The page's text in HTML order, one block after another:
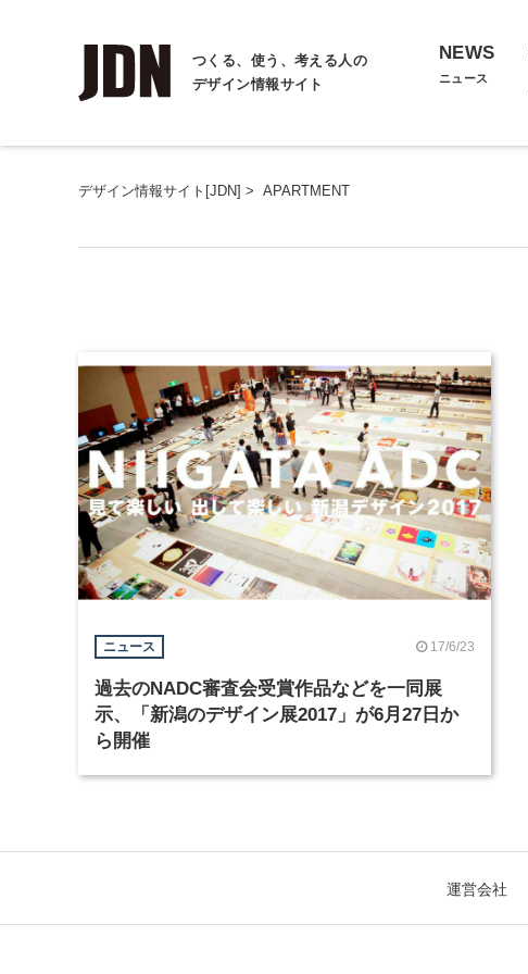
つくる、使う、考える人の
デザイン情報サイト
NEWS
ニュース
デザイン情報サイト[JDN] > APARTMENT
ニュース 17/6/23
過去のNADC審査会受賞作品などを一同展
示、「新潟のデザイン展2017」が6月27日か
ら開催
運営会社